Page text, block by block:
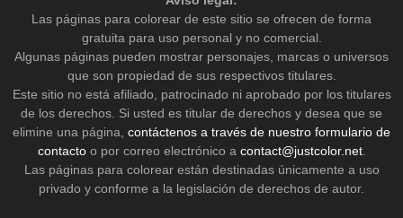
Las páginas para colorear de este sitio se ofrecen de forma
gratuita para uso personal y no comercial.
Algunas páginas pueden mostrar personajes, marcas o universos
que son propiedad de sus respectivos titulares.
Este sitio no está afiliado, patrocinado ni aprobado por los titulares
de los derechos. Si usted es titular de derechos y desea que se
elimine una página, contáctenos a través de nuestro formulario de
contactoo por correo electrónico a contact@justcolor.net.
Las páginas para colorear están destinadas únicamente a uso
privado y conforme a la legislación de derechos de autor.